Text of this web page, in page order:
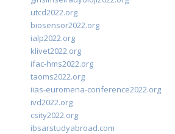
utcd2022.org
biosensor2022.org
ialp2022.org
klivet2022.org
ifac-hms2022.org
taoms2022.org
iias-euromena-conference2022.org
ivd2022.org
csity2022.org
ibsarstudyabroad.com